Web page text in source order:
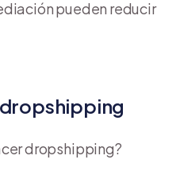
pueden reducir
dropshipping?